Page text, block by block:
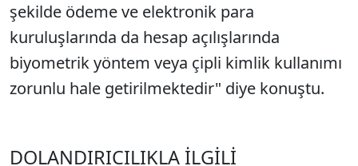
şekilde ödeme ve elektronik para
kuruluşlarında da hesap açılışlarında
biyometrik yöntem veya çipli kimlik kullanımı
zorunlu hale getirilmektedir" diye konuştu.
DOLANDIRICILIKLA İLGİLİ